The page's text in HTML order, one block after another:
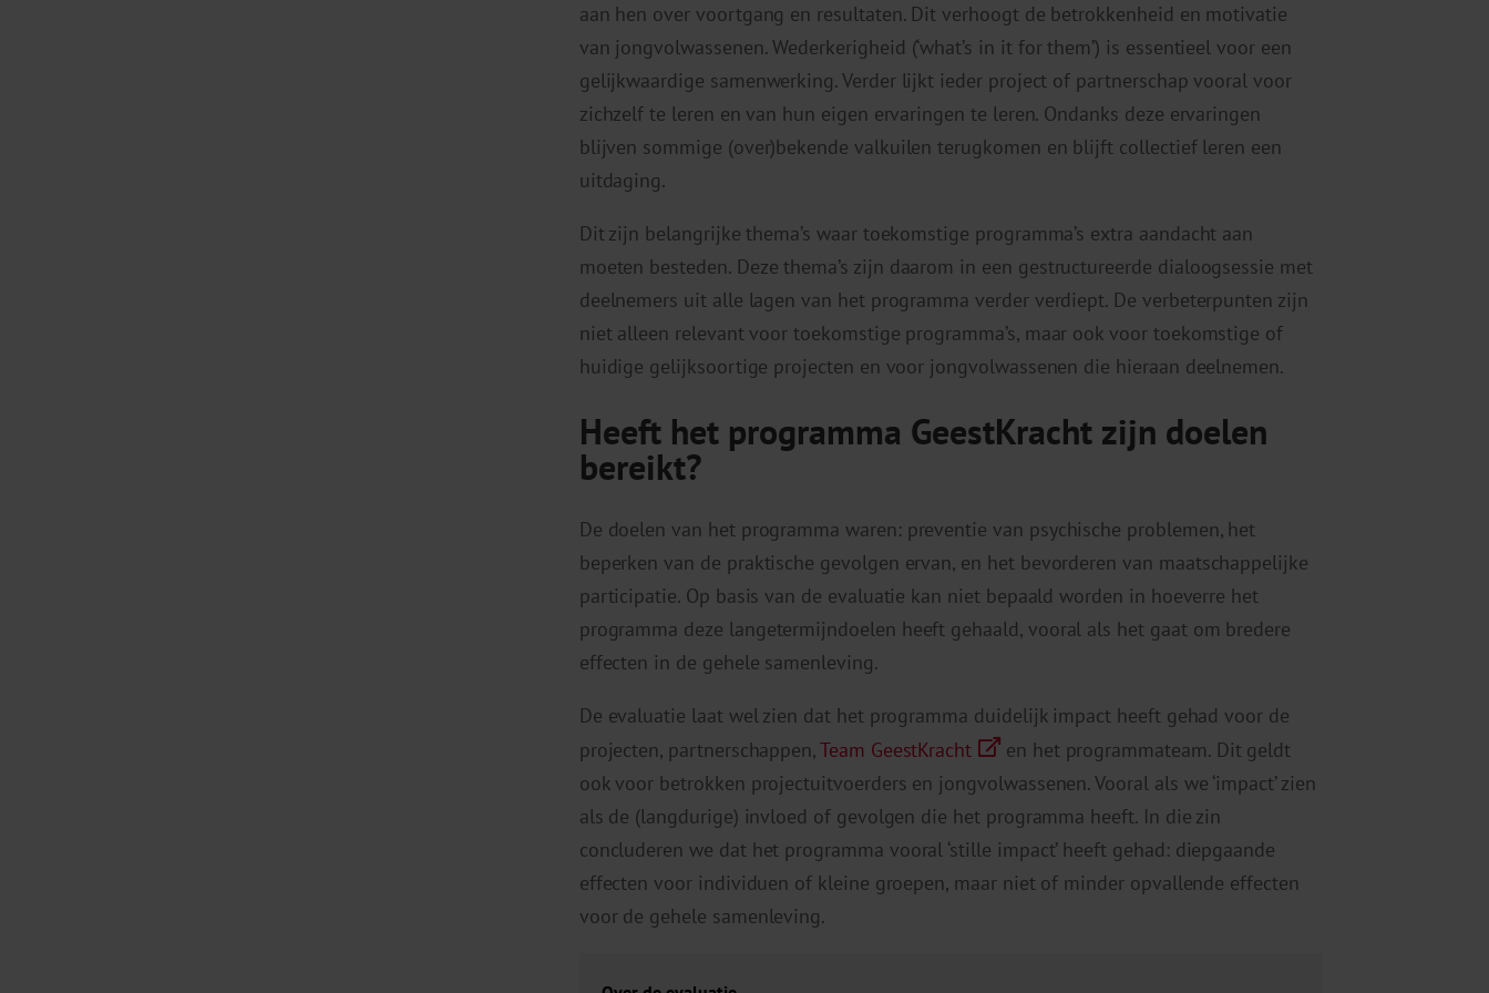
aan hen over voortgang en resultaten. Dit verhoogt de betrokkenheid en motivatie
van jongvolwassenen. Wederkerigheid (‘what’s in it for them’) is essentieel voor een
gelijkwaardige samenwerking. Verder lijkt ieder project of partnerschap vooral voor
zichzelf te leren en van hun eigen ervaringen te leren. Ondanks deze ervaringen
blijven sommige (over)bekende valkuilen terugkomen en blijft collectief leren een
uitdaging.
Dit zijn belangrijke thema’s waar toekomstige programma’s extra aandacht aan
moeten besteden. Deze thema’s zijn daarom in een gestructureerde dialoogsessie met
deelnemers uit alle lagen van het programma verder verdiept. De verbeterpunten zijn
niet alleen relevant voor toekomstige programma’s, maar ook voor toekomstige of
huidige gelijksoortige projecten en voor jongvolwassenen die hieraan deelnemen.
Heeft het programma GeestKracht zijn doelen
bereikt?
De doelen van het programma waren: preventie van psychische problemen, het
beperken van de praktische gevolgen ervan, en het bevorderen van maatschappelijke
participatie. Op basis van de evaluatie kan niet bepaald worden in hoeverre het
programma deze langetermijndoelen heeft gehaald, vooral als het gaat om bredere
effecten in de gehele samenleving.
De evaluatie laat wel zien dat het programma duidelijk impact heeft gehad voor de
projecten, partnerschappen,Team GeestKracht
en het programmateam. Dit geldt
ook voor betrokken projectuitvoerders en jongvolwassenen. Vooral als we ‘impact’ zien
als de (langdurige) invloed of gevolgen die het programma heeft. In die zin
concluderen we dat het programma vooral ‘stille impact’ heeft gehad: diepgaande
effecten voor individuen of kleine groepen, maar niet of minder opvallende effecten
voor de gehele samenleving.